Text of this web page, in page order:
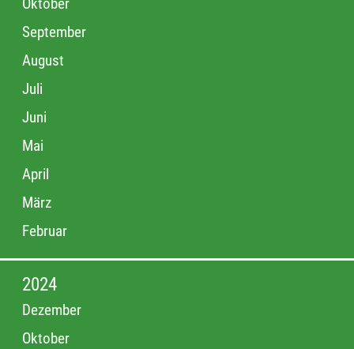
Oktober
September
August
Juli
Juni
Mai
April
März
Februar
2024
Dezember
Oktober